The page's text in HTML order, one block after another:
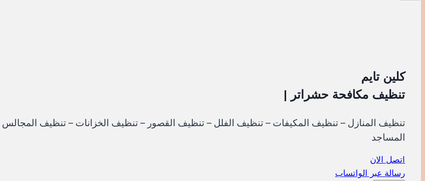
كلين تايم
تنظيف مكافحة حشراتر |
تنظيف المنازل – تنظيف المكيفات – تنظيف الفلل – تنظيف القصور – تنظيف الخزانات – تنظيف
المساجد
اتصل الان
رسالة عبر الواتساب